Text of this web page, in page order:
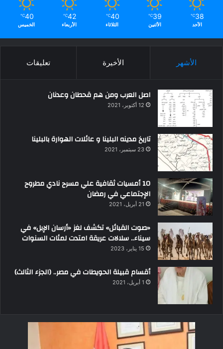
38
℃
الأحد
39
℃
الأثنين
40
℃
الثلاثاء
42
℃
الأربعاء
40
℃
الخميس
الأشهر الأخيرة تعليقات
اصل العرب ومن هم قحطان وعدنان
12 أكتوبر، 2021
تاريخ مدينه البلينا و عائلات الهوارة بالبلينا
23 سبتمبر، 2021
10 أمسيات ثقافية علي مسرح نادي مطروح
الإجتماعي في رمضان
21 أبريل، 2021
«صوت القبائل» تكشف لغز «أرسان الإبل» في
سيناء.. سلالات عريقة امتدت لمئات السنوات
15 يناير، 2023
أقسام قبيلة الحويطات في مصر.. (الجزء الثالث)
1 أبريل، 2021